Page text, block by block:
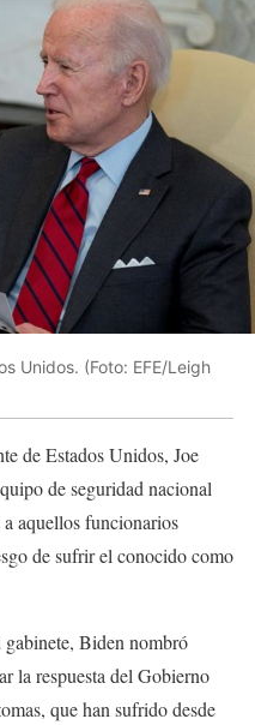
Unidos. (Foto: EFE/Leigh
de Estados Unidos, Joe
de seguridad nacional
aquellos funcionarios
de sufrir el conocido como
gabinete, Biden nombró
la respuesta del Gobierno
que han sufrido desde